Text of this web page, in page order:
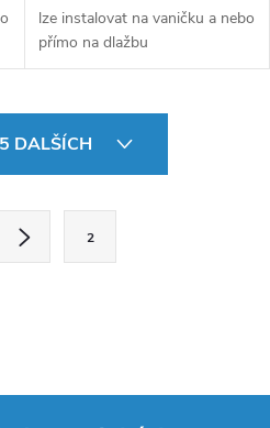
lze instalovat na vaničku a nebo
přímo na dlažbu
DALŠÍCH
2